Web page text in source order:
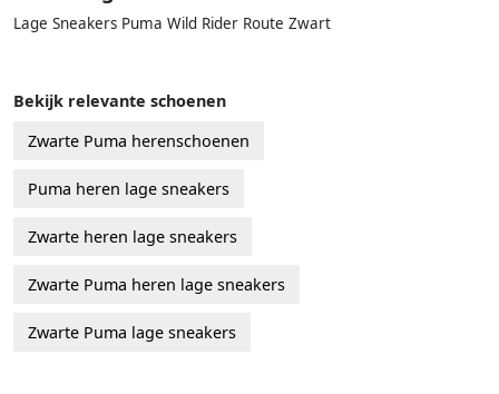
Lage Sneakers Puma Wild Rider Route Zwart
Bekijk relevante schoenen
Zwarte Puma herenschoenen
Puma heren lage sneakers
Zwarte heren lage sneakers
Zwarte Puma heren lage sneakers
Zwarte Puma lage sneakers